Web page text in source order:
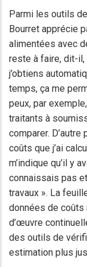
Parmi les outils de
Bourret apprécie
alimentées avec
reste à faire, dit-il,
j’obtiens
temps, ça me
peux, par
traitants à
comparer.
coûts que j’ai
m’indique qu’il y
connaissais pas
travaux ». La
données de coûts
d’œuvre
des outils de
estimation plus